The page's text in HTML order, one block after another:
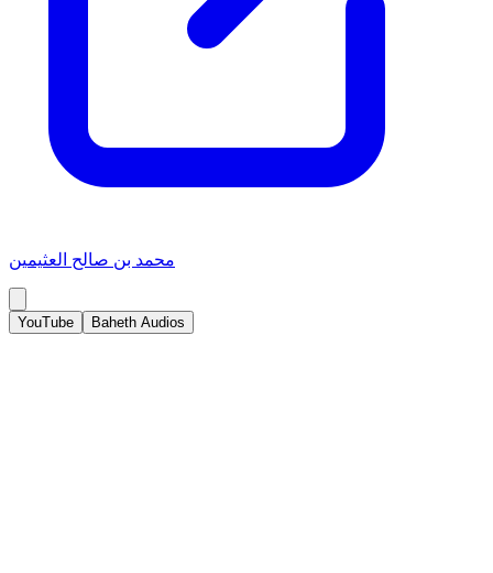
محمد بن صالح العثيمين
YouTube Baheth Audios